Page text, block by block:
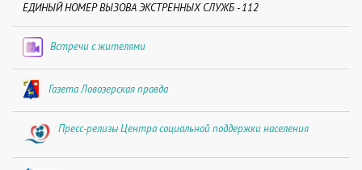
ЕДИНЫЙ НОМЕР ВЫЗОВА ЭКСТРЕННЫХ СЛУЖБ - 112
Встречи с жителями
Газета Ловозерская правда
Пресс-релизы Центра социальной поддержки населения